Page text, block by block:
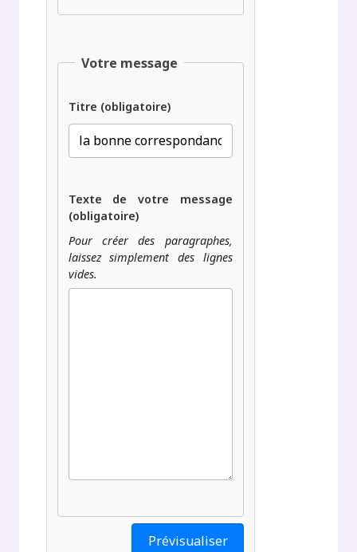
Votre message
Titre (obligatoire)
Texte de votre message
(obligatoire)
Pour créer des paragraphes,
laissez simplement des lignes
vides.